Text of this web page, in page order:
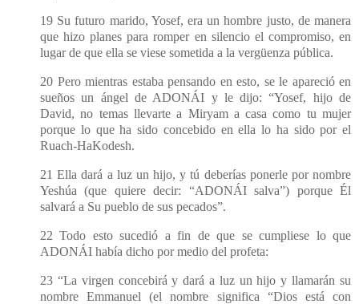
19 Su futuro marido, Yosef, era un hombre justo, de manera
que hizo planes para romper en silencio el compromiso, en
lugar de que ella se viese sometida a la vergüenza pública.
20 Pero mientras estaba pensando en esto, se le apareció en
sueños un ángel de ADONÁI y le dijo: “Yosef, hijo de
David, no temas llevarte a Miryam a casa como tu mujer
porque lo que ha sido concebido en ella lo ha sido por el
Ruach-HaKodesh.
21 Ella dará a luz un hijo, y tú deberías ponerle por nombre
Yeshúa (que quiere decir: “ADONÁI salva”) porque Él
salvará a Su pueblo de sus pecados”.
22 Todo esto sucedió a fin de que se cumpliese lo que
ADONÁI había dicho por medio del profeta:
23 “La virgen concebirá y dará a luz un hijo y llamarán su
nombre Emmanuel (el nombre significa “Dios está con